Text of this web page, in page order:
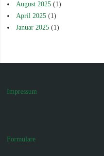
August 2025 (1)
April 2025 (1)
Januar 2025 (1)
Impressum
Formulare